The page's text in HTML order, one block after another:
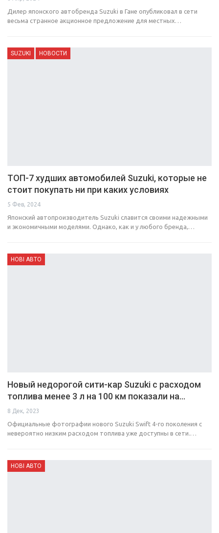
Дилер японского автобренда Suzuki в Гане опубликовал в сети
весьма странное акционное предложение для местных…
SUZUKI НОВОСТИ
ТОП-7 худших автомобилей Suzuki, которые не
стоит покупать ни при каких условиях
5 Фев, 2024
Японский автопроизводитель Suzuki славится своими надежными
и экономичными моделями. Однако, как и у любого бренда,…
НОВІ АВТО
Новый недорогой сити-кар Suzuki с расходом
топлива менее 3 л на 100 км показали на…
8 Дек, 2023
Официальные фотографии нового Suzuki Swift 4-го поколения с
невероятно низким расходом топлива уже доступны в сети.…
НОВІ АВТО